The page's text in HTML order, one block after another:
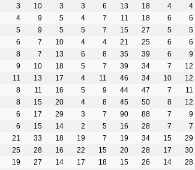
3 10 3 3 6 13 18 4 4
4 9 5 4 7 11 18 6 6
5 9 5 5 7 15 27 5 5
6 7 10 4 4 21 25 6 6
8 7 13 6 8 35 39 6 9
9 10 18 5 7 39 34 7 12
11 13 17 4 11 46 34 10 12
8 11 16 5 9 44 47 7 11
8 15 20 4 8 45 50 8 12
6 17 29 3 7 90 88 7 9
6 15 14 2 5 16 28 7 7
21 33 18 19 7 19 34 15 29
25 28 16 22 15 20 28 17 30
19 27 14 17 18 15 26 14 28